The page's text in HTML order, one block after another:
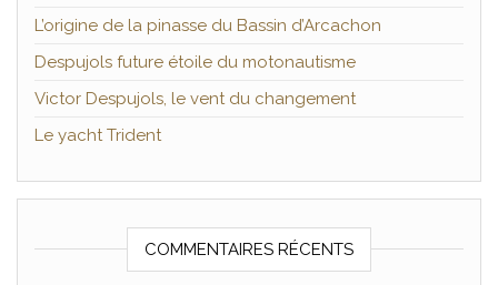
L’origine de la pinasse du Bassin d’Arcachon
Despujols future étoile du motonautisme
Victor Despujols, le vent du changement
Le yacht Trident
COMMENTAIRES RÉCENTS